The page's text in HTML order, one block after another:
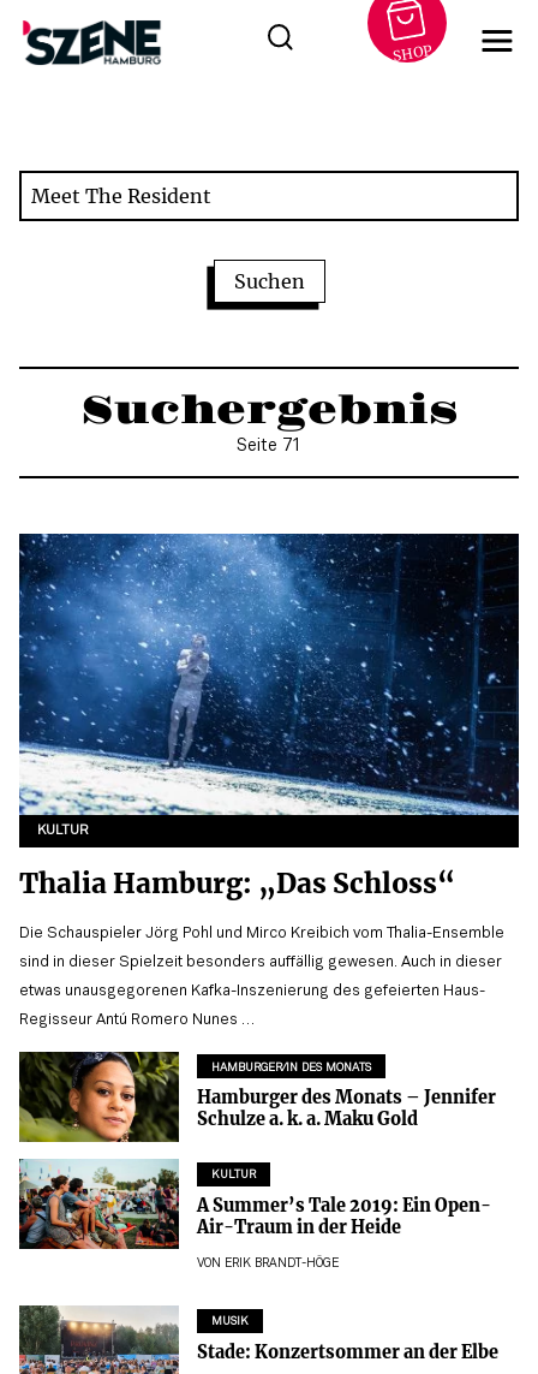
SHOP
Suchergebnis
Seite 71
KULTUR
Thalia Hamburg: „Das Schloss“
Die Schauspieler Jörg Pohl und Mirco Kreibich vom Thalia-Ensemble
sind in dieser Spielzeit besonders auffällig gewesen. Auch in dieser
etwas unausgegorenen Kafka-Inszenierung des gefeierten Haus-
Regisseur Antú Romero Nunes …
HAMBURGER/IN DES MONATS
Hamburger des Monats – Jennifer
Schulze a. k. a. Maku Gold
KULTUR
A Summer’s Tale 2019: Ein Open-
Air-Traum in der Heide
VON ERIK BRANDT-HÖGE
MUSIK
Stade: Konzertsommer an der Elbe